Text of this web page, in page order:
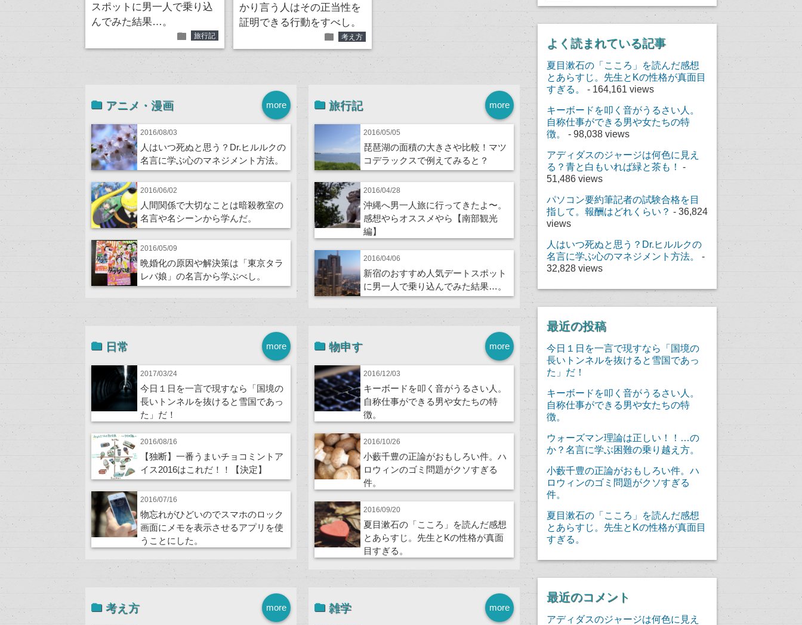
スポットに男一人で乗り込
んでみた結果…。
folder 旅行記
かり言う人はその正当性を
証明できる行動をすべし。
folder 考え方
more
アニメ・漫画
2016/08/03
人はいつ死ぬと思う？Dr.ヒルルクの
名言に学ぶ心のマネジメント方法。
2016/06/02
人間関係で大切なことは暗殺教室の
名言や名シーンから学んだ。
2016/05/09
晩婚化の原因や解決策は「東京タラ
レバ娘」の名言から学ぶべし。
more
旅行記
2016/05/05
琵琶湖の面積の大きさや比較！マツ
コデラックスで例えてみると？
2016/04/28
沖縄へ男一人旅に行ってきたよ〜。
感想やらオススメやら【南部観光
編】
2016/04/06
新宿のおすすめ人気デートスポット
に男一人で乗り込んでみた結果…。
more
日常
2017/03/24
今日１日を一言で現すなら「国境の
長いトンネルを抜けると雪国であっ
た」だ！
2016/08/16
【独断】一番うまいチョコミントア
イス2016はこれだ！！【決定】
2016/07/16
物忘れがひどいのでスマホのロック
画面にメモを表示させるアプリを使
うことにした。
more
物申す
2016/12/03
キーボードを叩く音がうるさい人。
自称仕事ができる男や女たちの特
徴。
2016/10/26
小藪千豊の正論がおもしろい件。ハ
ロウィンのゴミ問題がクソすぎる
件。
2016/09/20
夏目漱石の「こころ」を読んだ感想
とあらすじ。先生とKの性格が真面
目すぎる。
more
考え方 more
雑学
よく読まれている記事
夏目漱石の「こころ」を読んだ感想
とあらすじ。先生とKの性格が真面目
すぎる。
- 164,161 views
キーボードを叩く音がうるさい人。
自称仕事ができる男や女たちの特
徴。
- 98,038 views
アディダスのジャージは何色に見え
る？青と白もいれば緑と茶も！
-
51,486 views
パソコン要約筆記者の試験合格を目
指して。報酬はどれくらい？ - 36,824
views
人はいつ死ぬと思う？Dr.ヒルルクの
名言に学ぶ心のマネジメント方法。
-
32,828 views
最近の投稿
今日１日を一言で現すなら「国境の
長いトンネルを抜けると雪国であっ
た」だ！
キーボードを叩く音がうるさい人。
自称仕事ができる男や女たちの特
徴。
ウォーズマン理論は正しい！！…の
か？名言に学ぶ困難の乗り越え方。
小藪千豊の正論がおもしろい件。ハ
ロウィンのゴミ問題がクソすぎる
件。
夏目漱石の「こころ」を読んだ感想
とあらすじ。先生とKの性格が真面目
すぎる。
最近のコメント
アディダスのジャージは何色に見え